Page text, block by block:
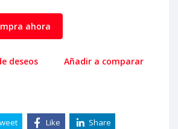
ahora
deseos Añadir a comparar
Like Share